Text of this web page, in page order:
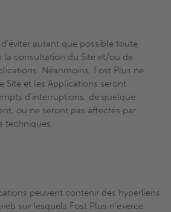
autant que possible toute
la consultation du Site et/ou de
Néanmoins, Fost Plus ne
Site et les Applications seront
d’interruptions, de quelque
ou ne seront pas affectés par
techniques.
peuvent contenir des hyperliens
sur lesquels Fost Plus n’exerce